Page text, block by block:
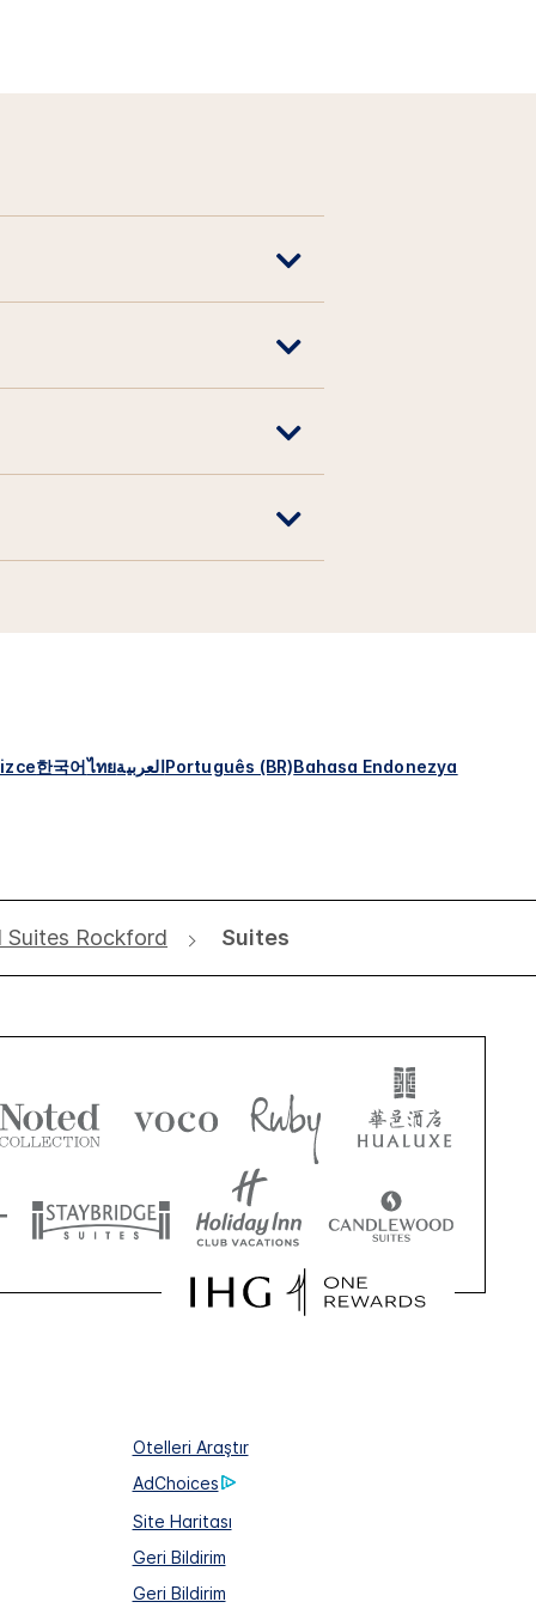
한국어ไทยالعربيةPortuguês (BR)Bahasa Endonezya
Rockford Suites
Otelleri Araştır
AdChoices
Site Haritası
Geri Bildirim
Geri Bildirim